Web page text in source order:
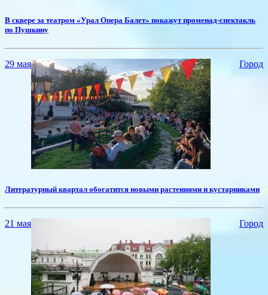
​В сквере за театром «Урал Опера Балет» покажут променад-спектакль
по Пушкину
29 мая Город
Литературный квартал обогатится новыми растениями и кустарниками
21 мая Город